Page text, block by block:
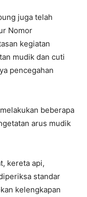
juga telah
Nomor
kegiatan
mudik dan cuti
pencegahan
beberapa
arus mudik
kereta api,
standar
kelengkapan